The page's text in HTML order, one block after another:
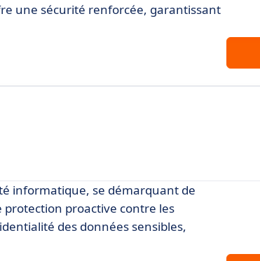
une sécurité renforcée, garantissant
informatique, se démarquant de
protection proactive contre les
des données sensibles,